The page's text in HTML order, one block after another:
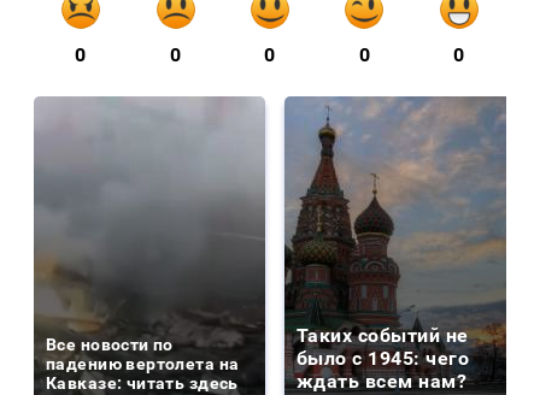
0 0 0 0 0
Все новости по
падению вертолета на
Кавказе: читать здесь
Таких событий не
было с 1945: чего
ждать всем нам?